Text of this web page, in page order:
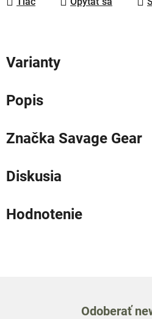
Varianty
Popis
Značka Savage Gear
Diskusia
Hodnotenie
Odoberať